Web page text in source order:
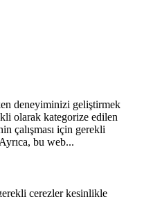
deneyiminizi geliştirmek
olarak kategorize edilen
çalışması için gerekli
bu web...
çerezler kesinlikle